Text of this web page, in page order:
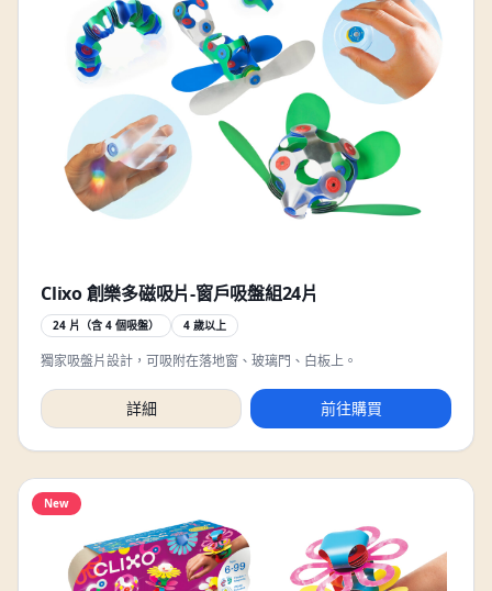
Clixo 創樂多磁吸片-窗戶吸盤組24片
24 片（含 4 個吸盤） 4 歲以上
獨家吸盤片設計，可吸附在落地窗、玻璃門、白板上。
詳細 前往購買
New